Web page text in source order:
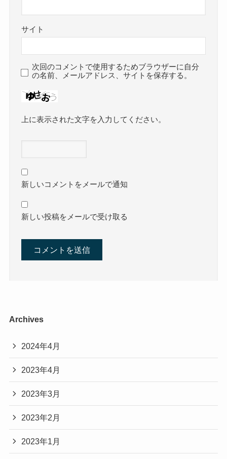
サイト
次回のコメントで使用するためブラウザーに自分
の名前、メールアドレス、サイトを保存する。
上に表示された文字を入力してください。
新しいコメントをメールで通知
新しい投稿をメールで受け取る
Archives
2024年4月
2023年4月
2023年3月
2023年2月
2023年1月